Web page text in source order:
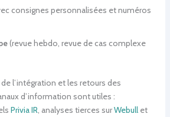
consignes personnalisées et numéros
(revue hebdo, revue de cas complexe
de l’intégration et les retours des
d’information sont utiles :
Privia IR, analyses tierces surWebullet